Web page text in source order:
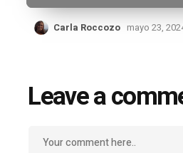
Carla Roccozo mayo 23,
Leave a